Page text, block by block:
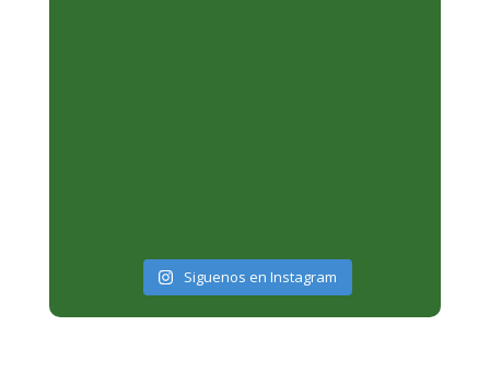
Siguenos en Instagram